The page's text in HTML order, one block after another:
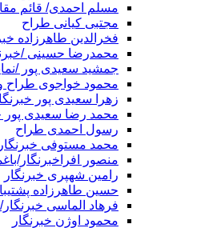
مسلم احمدی/ قائم
مجتبی کیانی طراح
فخرالدین طاهرزاده
محمدرضا حسینی /
جمشید سعیدی پور /
محمود خواجوی طراح و
زهرا سعیدی پور
محمد رضا سعیدی پور
رسول احمدی طراح
محمد مستوفی خبرنگار
منصور افراخبرنگار/
رامین شهپری خبرنگار
حسین طاهرزاده
فرهاد الماسی
محمود اوژن خبرنگار